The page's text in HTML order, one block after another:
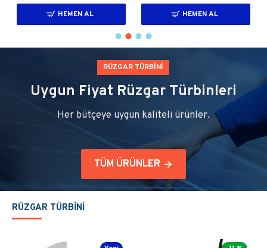
HEMEN AL HEMEN AL
RÜZGAR TÜRBİNİ
Uygun Fiyat Rüzgar Türbinleri
Her bütçeye uygun kaliteli ürünler.
TÜM ÜRÜNLER
RÜZGAR TÜRBİNİ